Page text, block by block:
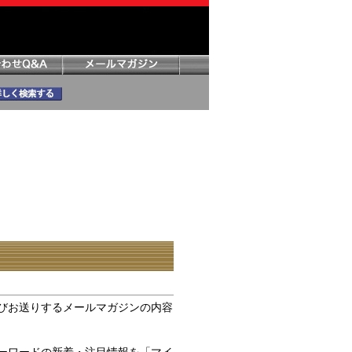
お送りするメールマガジンの内容